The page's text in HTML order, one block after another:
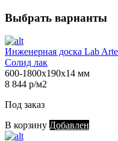
Выбрать варианты
Инженерная доска Lab
Солид лак
600-1800х190х14 мм
8 844 р/м2
Под заказ
В корзину Добавлен